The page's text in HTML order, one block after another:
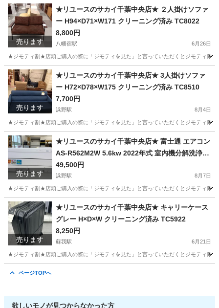
千葉 千葉市 浜野駅 収納家具 サカイ
売ります
★リユースのサカイ千葉中央店★ ２人掛けソファ
ー H94×D71×W171 クリーニング済み TC8022
8,800円
八幡宿駅 6月26日
★ジモティ割★店頭ご購入の際に「ジモティを見た」と言っていただくとジモティ限
千葉 千葉市 八幡宿駅 ソファ サカイ
売ります
★リユースのサカイ千葉中央店★ 3人掛けソファ
ー H72×D78×W175 クリーニング済み TC8510
7,700円
浜野駅 8月4日
★ジモティ割★店頭ご購入の際に「ジモティを見た」と言っていただくとジモティ限
千葉 千葉市 浜野駅 ソファ
売ります
★リユースのサカイ千葉中央店★ 富士通 エアコン
AS-R562M2W 5.6kw 2022年式 室内機分解洗浄済
み TC8581
49,500円
浜野駅 8月7日
★ジモティ割★店頭ご購入の際に「ジモティを見た」と言っていただくとジモティ限
千葉 千葉市 浜野駅 季節、空調家電 サカイ
売ります
★リユースのサカイ千葉中央店★ キャリーケース
グレー H×D×W クリーニング済み TC5922
8,250円
蘇我駅 6月21日
★ジモティ割★店頭ご購入の際に「ジモティを見た」と言っていただくとジモティ限
ページTOPへ
欲しいモノが見つからなかった方